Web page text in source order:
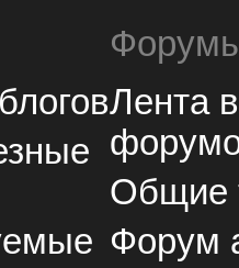
Лента
Общие
Форум